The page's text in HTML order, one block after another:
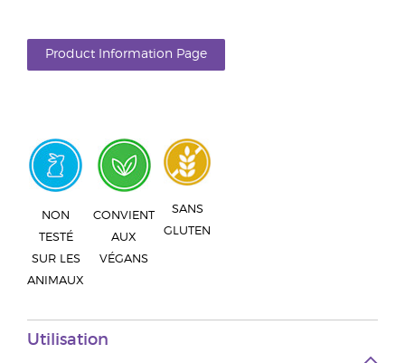
Product Information Page
NON
TESTÉ
SUR LES
ANIMAUX
CONVIENT
AUX
VÉGANS
SANS
GLUTEN
Utilisation